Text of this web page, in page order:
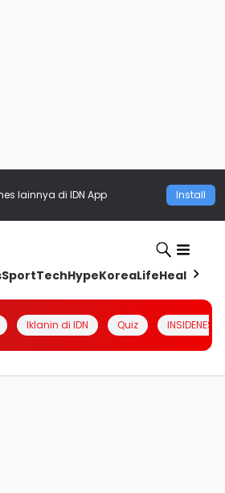
lainnya di IDN App Install
SportTechHypeKoreaLifeHealth
Iklanin di IDN Quiz INSIDENESIA